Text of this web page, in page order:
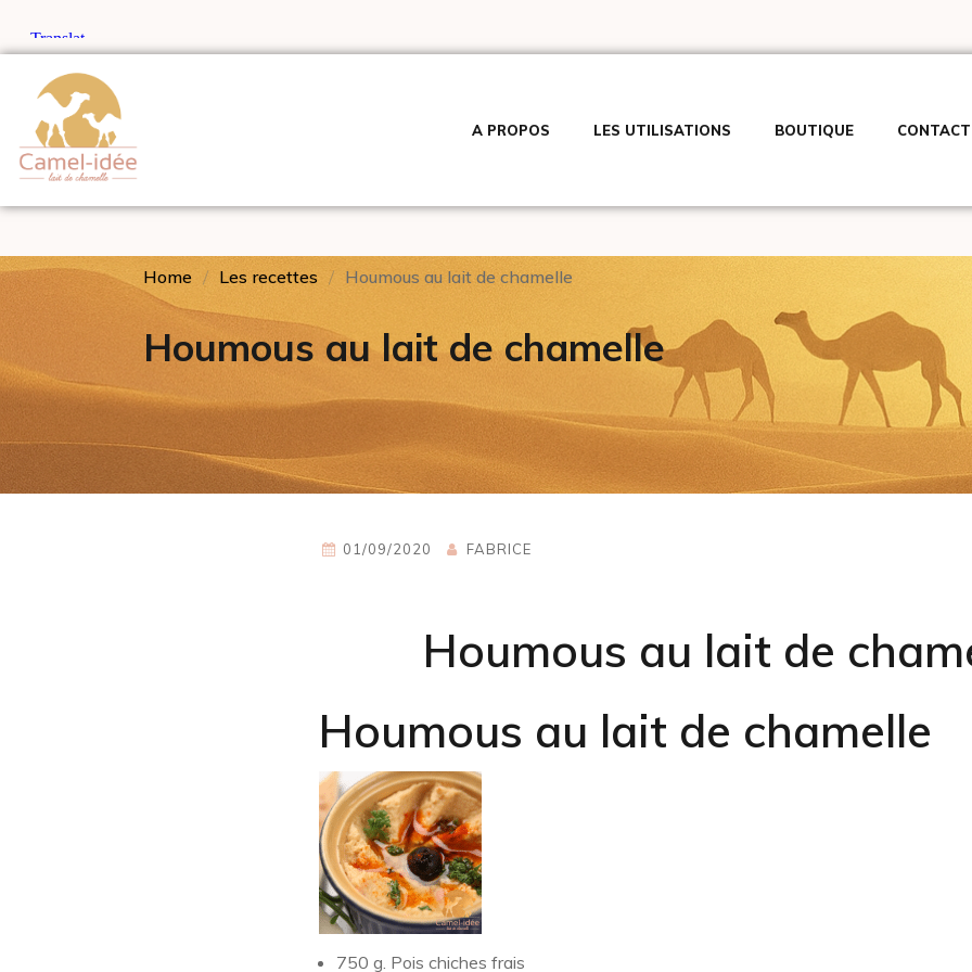
A PROPOS LES UTILISATIONS BOUTIQUE CONTACT
Home Les recettes Houmous au lait de chamelle
Houmous au lait de chamelle
01/09/2020 FABRICE
Houmous au lait de
Houmous au lait de chamelle
750 g. Pois chiches frais